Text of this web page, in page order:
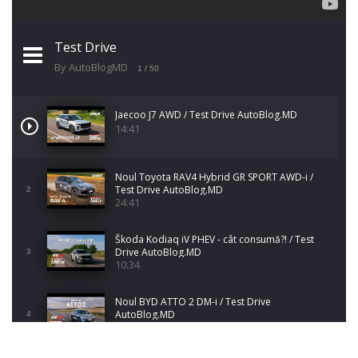
Test Drive
By AutoBlogMD 1 / 50
Jaecoo J7 AWD / Test Drive AutoBlog.MD
14:41
2
Noul Toyota RAV4 Hybrid GR SPORT AWD-i /
Test Drive AutoBlog.MD
24:41
3
Škoda Kodiaq iV PHEV - cât consumă?! / Test
Drive AutoBlog.MD
10:34
4
Noul BYD ATTO 2 DM-i / Test Drive
AutoBlog.MD
17:35